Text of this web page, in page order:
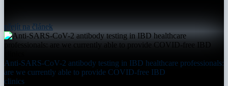
přejít na článek
Anti-SARS-CoV-2 antibody testing in IBD healthcare professionals:
are we currently able to provide COVID-free IBD
clinics